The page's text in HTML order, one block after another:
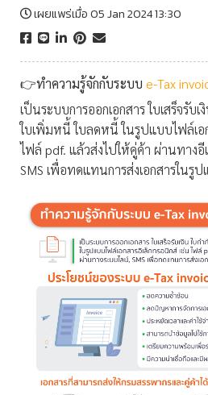
เผยแพร่เมื่อ 05 Jan 2024 13:30
👉ทำความรู้จักกับระบบ e-Tax
เป็นระบบการออกเอกสาร ใบเสร็จรับ
ใบเพิ่มหนี้ ใบลดหนี้ ในรูปแบบไฟล์เอ
ไฟล์ pdf. แล้วส่งไปให้คู่ค้า ผ่านทางอี
SMS เพื่อทดแทนการส่งเอกสารในรู